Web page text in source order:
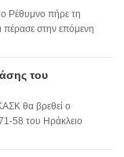
Ρέθυμνο πήρε τη
πέρασε στην επόμενη
του
θα βρεθεί ο
58 του Ηράκλειο